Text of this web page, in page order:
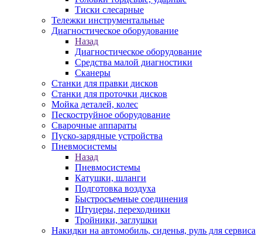
Тиски слесарные
Тележки инструментальные
Диагностическое оборудование
Назад
Диагностическое оборудование
Средства малой диагностики
Сканеры
Станки для правки дисков
Станки для проточки дисков
Мойка деталей, колес
Пескоструйное оборудование
Сварочные аппараты
Пуско-зарядные устройства
Пневмосистемы
Назад
Пневмосистемы
Катушки, шланги
Подготовка воздуха
Быстросъемные соединения
Штуцеры, переходники
Тройники, заглушки
Накидки на автомобиль, сиденья, руль для сервиса